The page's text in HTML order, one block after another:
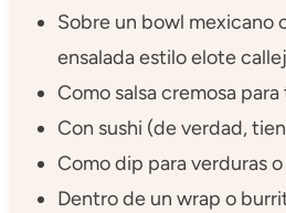
Sobre un bowl mexicano
ensalada estilo elote
Como salsa cremosa para
Con sushi (de verdad,
Como dip para verduras
Dentro de un wrap o